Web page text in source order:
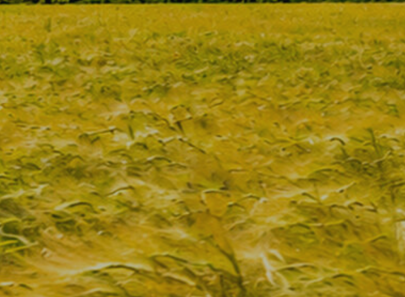
Guardar configuración Aceptar todas